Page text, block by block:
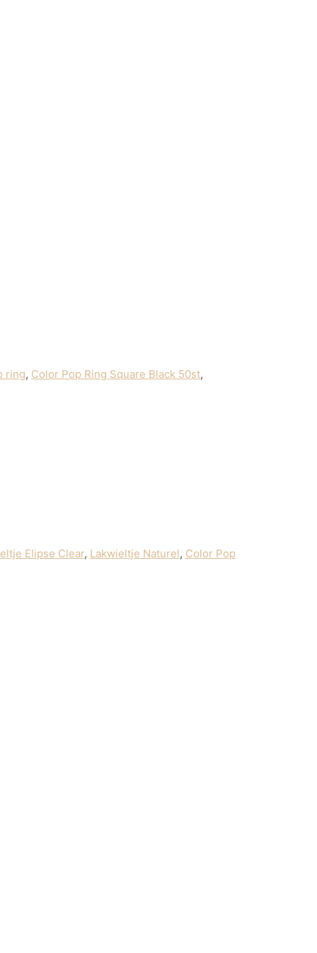
ring, Color Pop Ring Square Black 50st,
Elipse Clear, Lakwieltje Naturel, Color Pop